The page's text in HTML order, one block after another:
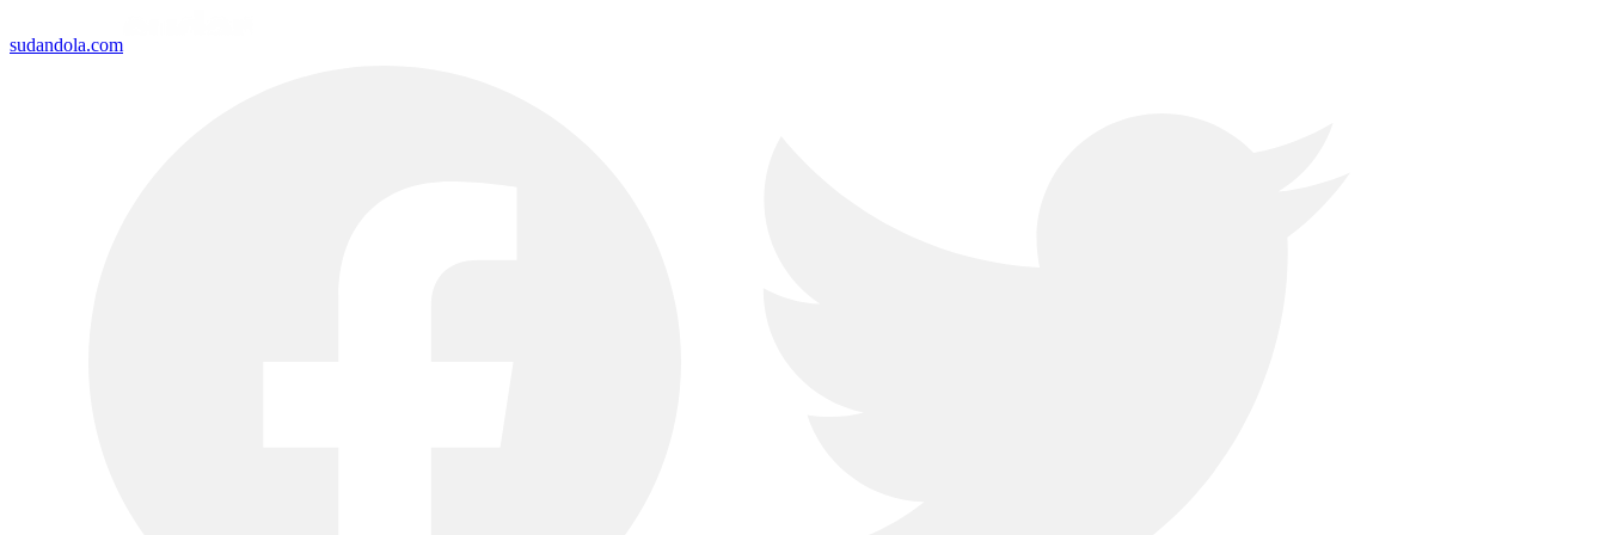
sudandola.com